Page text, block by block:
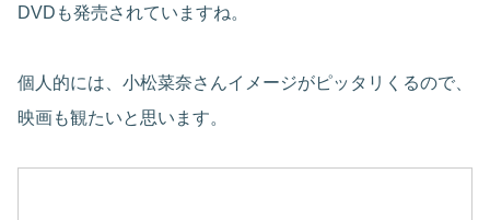
DVDも発売されていますね。
個人的には、小松菜奈さんイメージがピッタリくるので、
映画も観たいと思います。